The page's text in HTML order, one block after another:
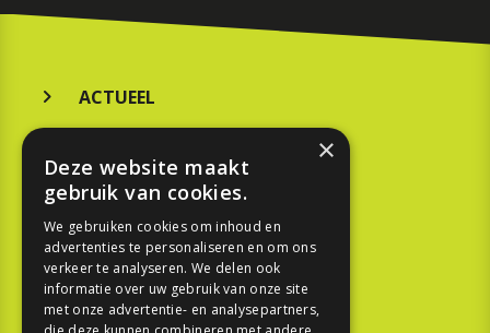
ACTUEEL
KOOPGIDS
TESTEN
SPORT
×
Deze website maakt
gebruik van cookies.
We gebruiken cookies om inhoud en
advertenties te personaliseren en om ons
verkeer te analyseren. We delen ook
informatie over uw gebruik van onze site
met onze advertentie- en analysepartners,